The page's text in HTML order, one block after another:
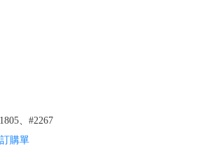
、#2267
購單